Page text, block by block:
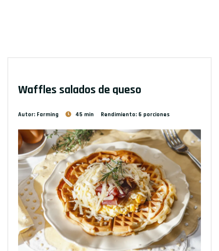
Waffles salados de queso
Autor: Farming 45 min Rendimiento: 6 porciones